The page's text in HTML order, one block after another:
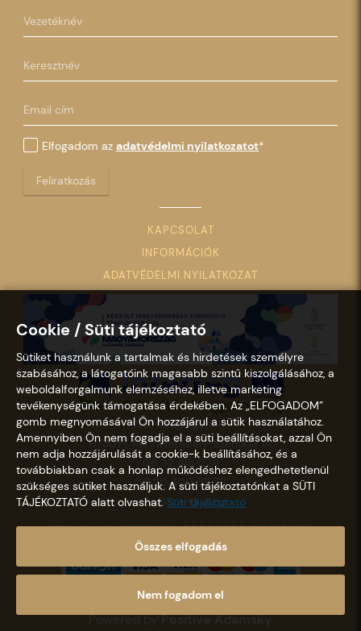
Elfogadom az adatvédelmi nyilatkozatot*
Feliratkozás
KAPCSOLAT
INFORMÁCIÓK
ADATVÉDELMI NYILATKOZAT
Nemzeti Kegyhely
H-3077, Mátraverebély-Szentkút 14.
06 32 418 029
06 20 400 58 78
info@szentkut.hu
Számlaszám: 11600006-00000000-30458365
Copyright © 2021 - 2026 Szentkút |
Powered byPositive Adamsky
Cookie / Süti tájékoztató
Sütiket használunk a tartalmak és hirdetések személyre
szabásához, a látogatóink magasabb szintű kiszolgálásához, a
weboldalforgalmunk elemzéséhez, illetve marketing
tevékenységünk támogatása érdekében. Az „ELFOGADOM”
gomb megnyomásával Ön hozzájárul a sütik használatához.
Amennyiben Ön nem fogadja el a süti beállításokat, azzal Ön
nem adja hozzájárulását a cookie-k beállításához, és a
továbbiakban csak a honlap működéshez elengedhetetlenül
szükséges sütiket használjuk. A süti tájékoztatónkat a SÜTI
TÁJÉKOZTATÓ alatt olvashat. Süti tájékoztató
Összes elfogadás
Nem fogadom el